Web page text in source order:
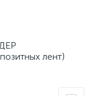
лент)